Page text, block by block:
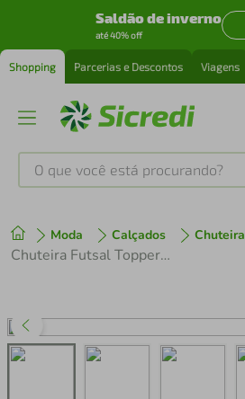
Saldão de inverno
até 40% off
Shopping Parcerias e Descontos Viagens
O que você está procurando?
Moda Calçados Chuteira
Chuteira Futsal Topper Drible Vii
1º tenis
perfume